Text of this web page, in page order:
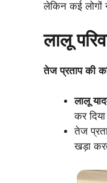
लेकिन कई लोगों
लालू
तेज प्रताप की
लालू
कर
तेज
खड़ा